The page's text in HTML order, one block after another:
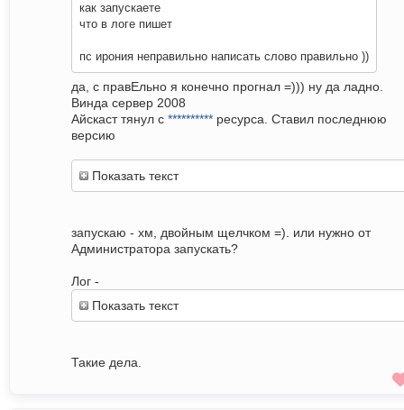
как запускаете
что в логе пишет
пс ирония неправильно написать слово правильно ))
да, с правЕльно я конечно прогнал =))) ну да ладно.
Винда сервер 2008
Айскаст тянул с ********** ресурса. Ставил последнюю
версию
Показать текст
запускаю - хм, двойным щелчком =). или нужно от
Администратора запускать?
Лог -
Показать текст
Такие дела.